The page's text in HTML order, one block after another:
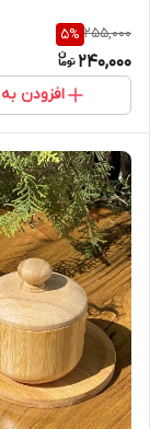
255,000
5%
240,000
افزودن